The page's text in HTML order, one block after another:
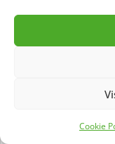
Cookie